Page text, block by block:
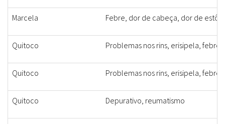
Marcela Febre, dor de cabeça, dor de
Quitoco Problemas nos rins, erisipela,
Quitoco Problemas nos rins, erisipela,
Quitoco Depurativo, reumatismo